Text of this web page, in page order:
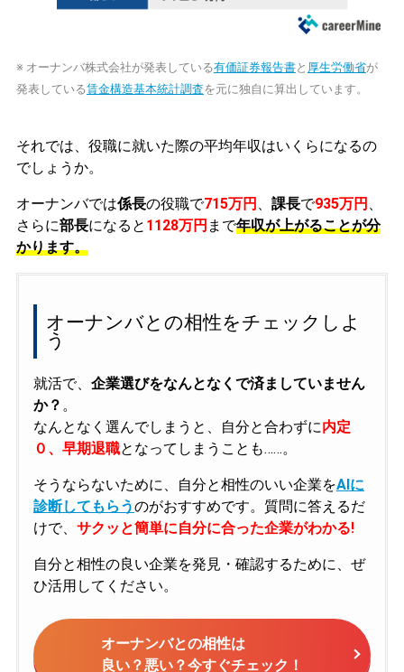
※ オーナンバ株式会社が発表している有価証券報告書と 厚生労働省が
発表している賃金構造基本統計調査を元に独自に算出しています。
それでは、役職に就いた際の平均年収はいくらになるの
でしょうか。
オーナンバでは係長の役職で715万円 課長で935万円
さらに部長になると 1128万円 まで年収が上がることが分
かります。
オーナンバとの相性をチェックしよ
う
就活で、 企業選びをなんとなくで済ましていません
か？ 。
なんとなく選んでしまうと、自分と合わずに内定
０、早期退職となってしまうことも……。
そうならないために、自分と相性のいい企業をAIに
診断してもらうのがおすすめです。質問に答えるだ
けで、 サクッと簡単に自分に合った企業がわかる!
自分と相性の良い企業を発見・確認するために、ぜ
ひ活用してください。
オーナンバとの相性は
良い？悪い？今すぐチェック！